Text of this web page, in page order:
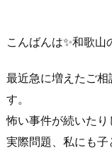
こんばんは✨和歌山
最近急に増えたご
す。
怖い事件が続いたり
実際問題、私にも子